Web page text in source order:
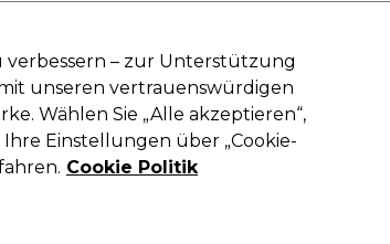
Herrenfriseur Inspiration Die Professional
verbessern – zur Unterstützung
unseren vertrauenswürdigen
Wählen Sie „Alle akzeptieren“,
Einstellungen über „Cookie-
Cookie Politik